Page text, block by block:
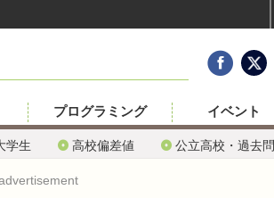
学生 高校偏差値 公立高校・過去問
プログラミング イベント